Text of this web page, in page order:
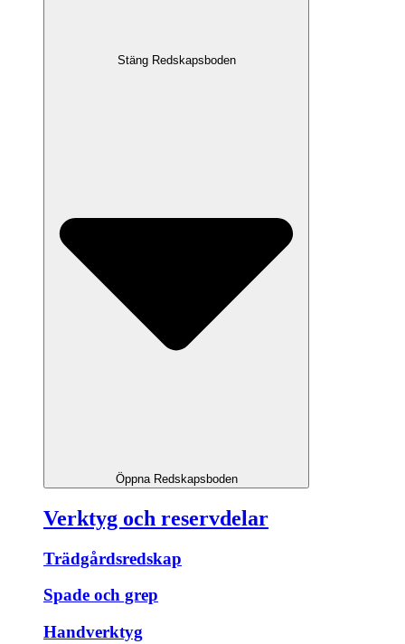
Stäng Redskapsboden
Öppna Redskapsboden
Verktyg och reservdelar
Trädgårdsredskap
Spade och grep
Handverktyg